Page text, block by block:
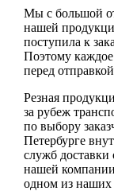
Мы с большой
нашей
поступила к
Поэтому каждое
перед
Резная
за рубеж
по выбору
Петербурге
служб доставки
нашей
одном из